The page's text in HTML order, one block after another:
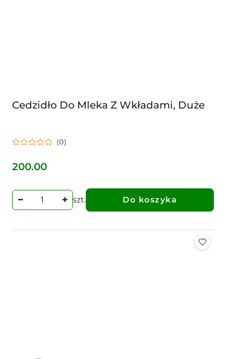
Cedzidło Do Mleka Z Wkładami, Duże
(0)
Cena:
200.00
szt. Do koszyka